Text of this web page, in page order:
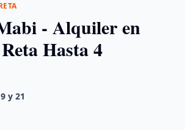
- Alquiler en
Hasta 4
y 21